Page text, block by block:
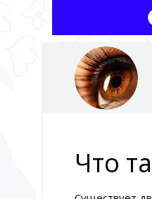
Что